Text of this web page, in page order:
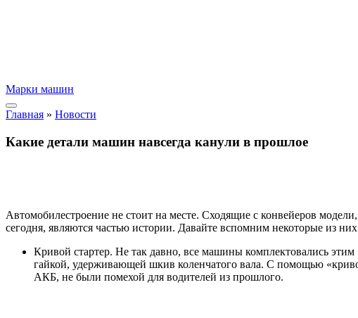
Марки машин
Главная » Новости
Какие детали машин навсегда канули в прошлое
Автомобилестроение не стоит на месте. Сходящие с конвейеров
сегодня, являются частью истории. Давайте вспомним некоторые из
Кривой стартер. Не так давно, все машины комплектовались
гайкой, удерживающей шкив коленчатого вала. С помощью
АКБ, не были помехой для водителей из прошлого.